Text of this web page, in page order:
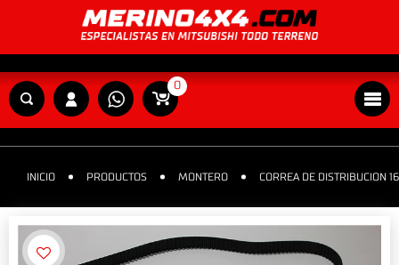
0
INICIO PRODUCTOS MONTERO CORREA DE DISTRIBUCION